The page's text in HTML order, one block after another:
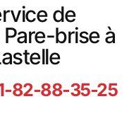
de
brise à
82-88-35-25